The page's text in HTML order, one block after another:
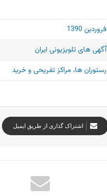
فروردین 1390
آگهی های تلویزیونی ایران
رستوران ها، مراکز تفریحی و خرید
اشتراک گذاری از طریق ایمیل